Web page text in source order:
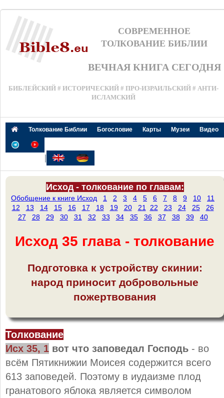
СОВРЕМЕННОЕ
ТОЛКОВАНИЕ БИБЛИИ
ВЕЧНАЯ КНИГА СЕГОДНЯ
БИБЛЕЙСКИЙ # ИСТОРИЧЕСКИЙ # ПРО-ИЗРАИЛЬСКИЙ # АНТИ-
ИСЛАМСКИЙ
Толкование Библии Богословие Карты Музеи Видео
|
Исход - толкование по главам:
Обобщение к книге Исход 1 2 3 4 5 6 7 8 9 10
11
12
13 14 15 16 17 18 19 20 21 22 23 24 25
26
27
28 29 30 31 32 33 34 35 36 37 38 39 40
Исход 35 глава - толкование
Подготовка к устройству скинии:
народ приносит добровольные
пожертвования
Толкование
Исх 35, 1 вот что заповедал Господь - во
всём Пятикнижии Моисея содержится всего
613 заповедей. Поэтому в иудаизме плод
гранатового яблока является символом